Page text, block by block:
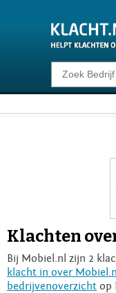
Klacht
Login
Klachten
Bij Mobiel.nl zijn 2
klacht in over
bedrijvenoverzicht op